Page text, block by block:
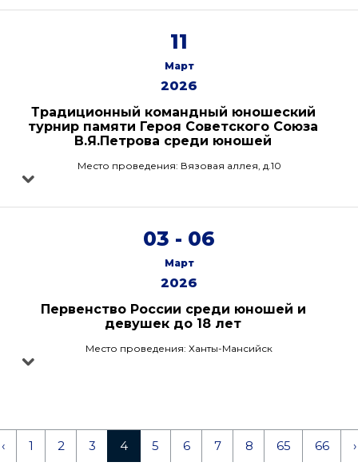
11
Март
2026
Традиционный командный юношеский
турнир памяти Героя Советского Союза
В.Я.Петрова среди юношей
Место проведения: Вязовая аллея, д.10
03 - 06
Март
2026
Первенство России среди юношей и
девушек до 18 лет
Место проведения: Ханты-Мансийск
‹ 1 2 3 4 5 6 7 8 65 66 ›